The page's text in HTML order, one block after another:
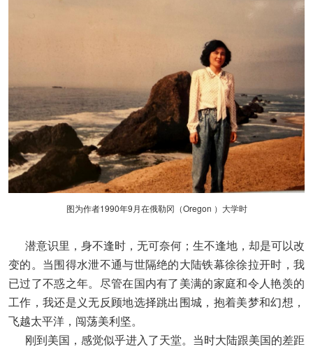
图为作者1990年9月在俄勒冈（Oregon ）大学时
潜意识里，身不逢时，无可奈何；生不逢地，却是可以改
变的。当围得水泄不通与世隔绝的大陆铁幕徐徐拉开时，我
已过了不惑之年。尽管在国内有了美满的家庭和令人艳羡的
工作，我还是义无反顾地选择跳出围城，抱着美梦和幻想，
飞越太平洋，闯荡美利坚。
刚到美国，感觉似乎进入了天堂。当时大陆跟美国的差距